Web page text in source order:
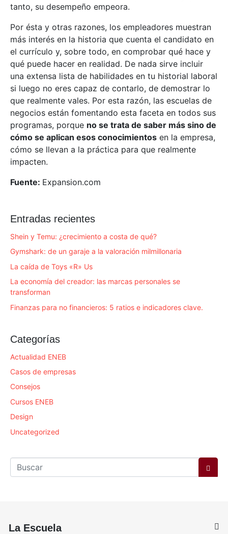
tanto, su desempeño empeora.
Por ésta y otras razones, los empleadores muestran
más interés en la historia que cuenta el candidato en
el currículo y, sobre todo, en comprobar qué hace y
qué puede hacer en realidad. De nada sirve incluir
una extensa lista de habilidades en tu historial laboral
si luego no eres capaz de contarlo, de demostrar lo
que realmente vales. Por esta razón, las escuelas de
negocios están fomentando esta faceta en todos sus
programas, porque no se trata de saber más sino de
cómo se aplican esos conocimientos en la empresa,
cómo se llevan a la práctica para que realmente
impacten.
Fuente: Expansion.com
Entradas recientes
Shein y Temu: ¿crecimiento a costa de qué?
Gymshark: de un garaje a la valoración milmillonaria
La caída de Toys «R» Us
La economía del creador: las marcas personales se
transforman
Finanzas para no financieros: 5 ratios e indicadores clave.
Categorías
Actualidad ENEB
Casos de empresas
Consejos
Cursos ENEB
Design
Uncategorized
La Escuela